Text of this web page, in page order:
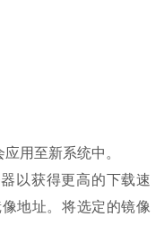
用至新系统中。
以获得更高的下载速
地址。将选定的镜像